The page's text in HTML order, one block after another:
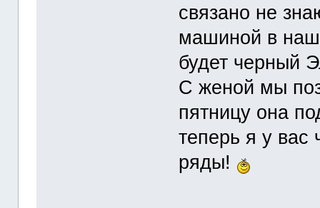
связано не
машиной в
будет черный
С женой мы
пятницу она
теперь я у вас
ряды!